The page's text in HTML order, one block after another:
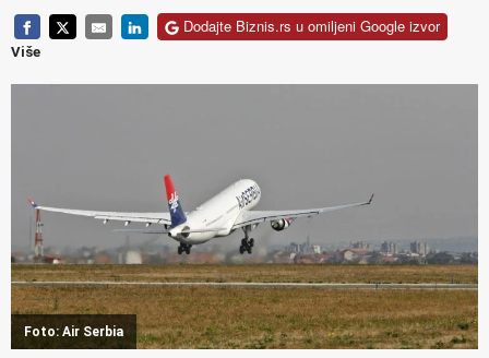
Dodajte Biznis.rs u omiljeni Google izvor
Više
Foto: Air Serbia